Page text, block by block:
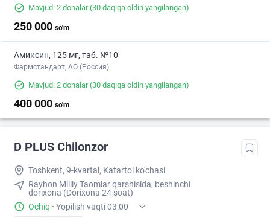
Mavjud: 2 donalar(30 daqiqa oldin yangilangan)
250 000 so'm
Амиксин, 125 мг, таб. №10
Фармстандарт, АО (Россия)
Mavjud: 2 donalar(30 daqiqa oldin yangilangan)
400 000 so'm
D PLUS Chilonzor
Toshkent, 9-kvartal, Katartol ko'chasi
Rayhon Milliy Taomlar qarshisida, beshinchi
dorixona (Dorixona 24 soat)
Ochiq · Yopilish vaqti 03:00